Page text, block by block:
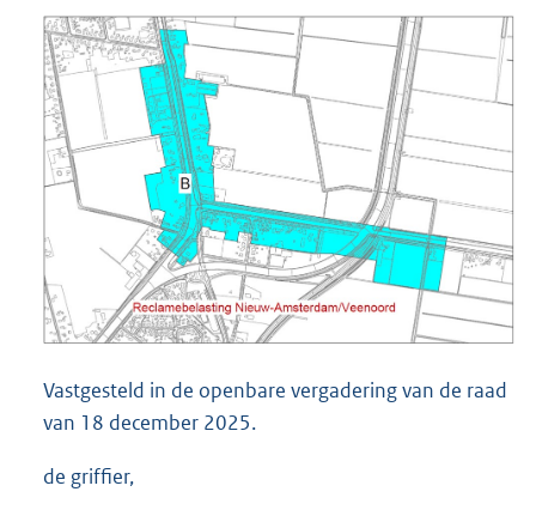
Vastgesteld in de openbare vergadering van de raad
van 18 december 2025.
de griffier,